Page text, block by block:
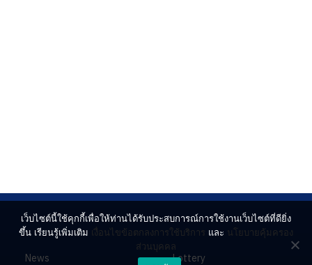
News
Lottery
เว็บไซต์นี้ใช้คุกกี้เพื่อให้ท่านได้รับประสบการณ์การใช้งานเว็บไซต์ที่ดียิ่ง
ขึ้น เรียนรู้เพิ่มเติม เงื่อนไขข้อตกลงการใช้บริการ และ นโยบายคุ้มครอง
ส่วนบุคคล